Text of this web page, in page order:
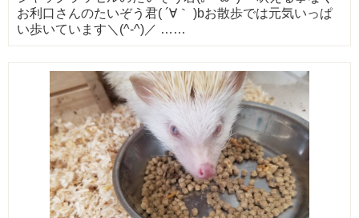
お利口さんのたいぞう君( ´∀｀ )bお散歩では元気いっぱ
い歩いています＼(^-^)／ ……